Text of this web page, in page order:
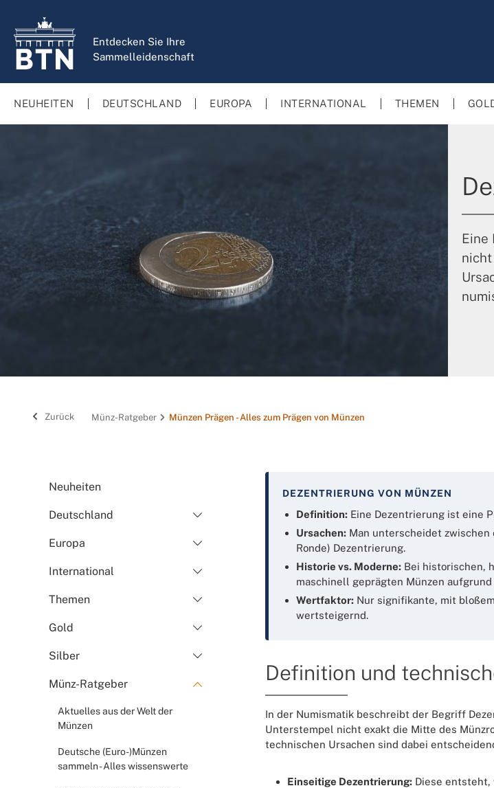
Entdecken Sie Ihre
Sammelleidenschaft
NEUHEITEN DEUTSCHLAND EUROPA INTERNATIONAL THEMEN
Eine
Zurück Münz-Ratgeber Münzen Prägen - Alles zum Prägen von Münzen
Neuheiten
Deutschland
Europa
International
Themen
Gold
Silber
Münz-Ratgeber
Aktuelles aus der Welt der
Münzen
Deutsche (Euro-)Münzen
sammeln - Alles wissenswerte
DEZENTRIERUNG VON MÜNZEN
Definition: Eine Dezentrierung ist eine
Ursachen: Man unterscheidet
Ronde) Dezentrierung.
Historie vs. Moderne: Bei historischen,
maschinell geprägten Münzen
Wertfaktor: Nur signifikante, mit
wertsteigernd.
Definition und
In der Numismatik beschreibt der Begriff
Unterstempel nicht exakt die Mitte des
technischen Ursachen sind dabei
Einseitige Dezentrierung: Diese